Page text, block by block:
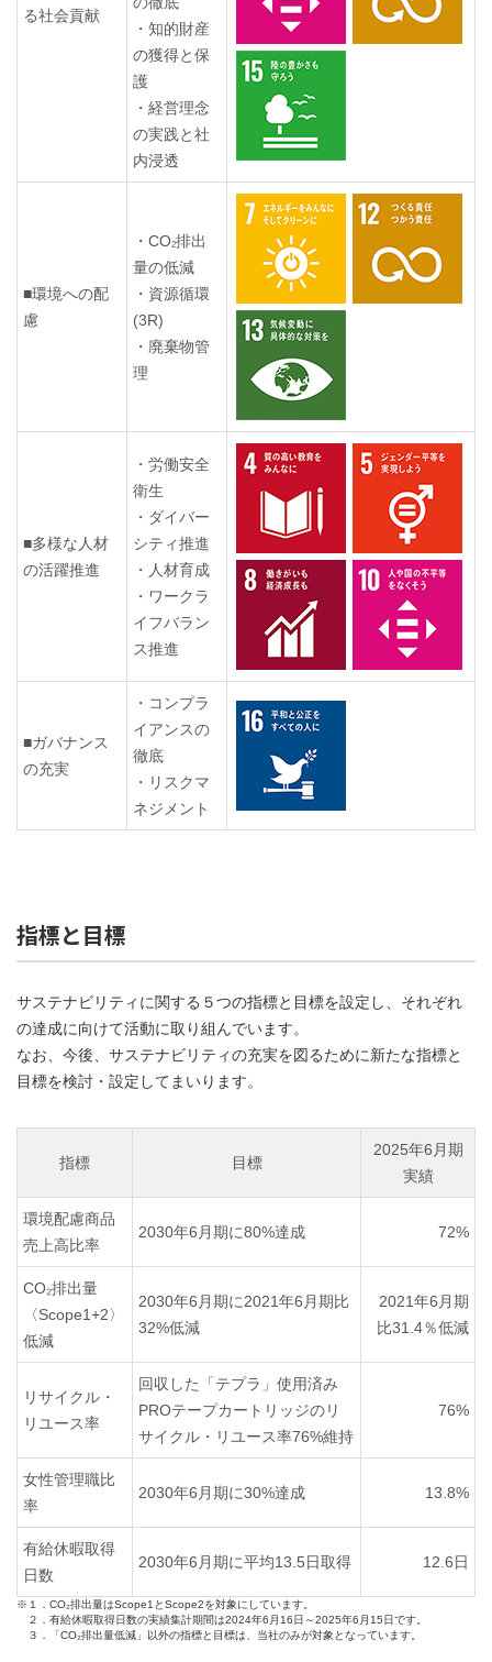
る社会貢献
・知的財産
の獲得と保
護
・経営理念
の実践と社
内浸透
■環境への配
慮
・CO2排出
量の低減
・資源循環
(3R)
・廃棄物管
理
■多様な人材
の活躍推進
・労働安全
衛生
・ダイバー
シティ推進
・人材育成
・ワークラ
イフバラン
ス推進
■ガバナンス
の充実
・コンプラ
イアンスの
徹底
・リスクマ
ネジメント
指標と目標
サステナビリティに関する５つの指標と目標を設定し、それぞれ
の達成に向けて活動に取り組んでいます。
なお、今後、サステナビリティの充実を図るために新たな指標と
目標を検討・設定してまいります。
指標 目標
2025年6月期
実績
環境配慮商品
売上高比率
2030年6月期に80%達成 72%
CO₂排出量
〈Scope1+2〉
低減
2030年6月期に2021年6月期比
32%低減
2021年6月期
比31.4％低減
リサイクル・
リユース率
回収した「テプラ」使用済み
PROテープカートリッジのリ
サイクル・リユース率76%維持
76%
女性管理職比
率
2030年6月期に30%達成 13.8%
有給休暇取得
日数
2030年6月期に平均13.5日取得 12.6日
※１．CO₂排出量はScope1とScope2を対象にしています。
２．有給休暇取得日数の実績集計期間は2024年6月16日～2025年6月15日です。
３．「CO₂排出量低減」以外の指標と目標は、当社のみが対象となっています。